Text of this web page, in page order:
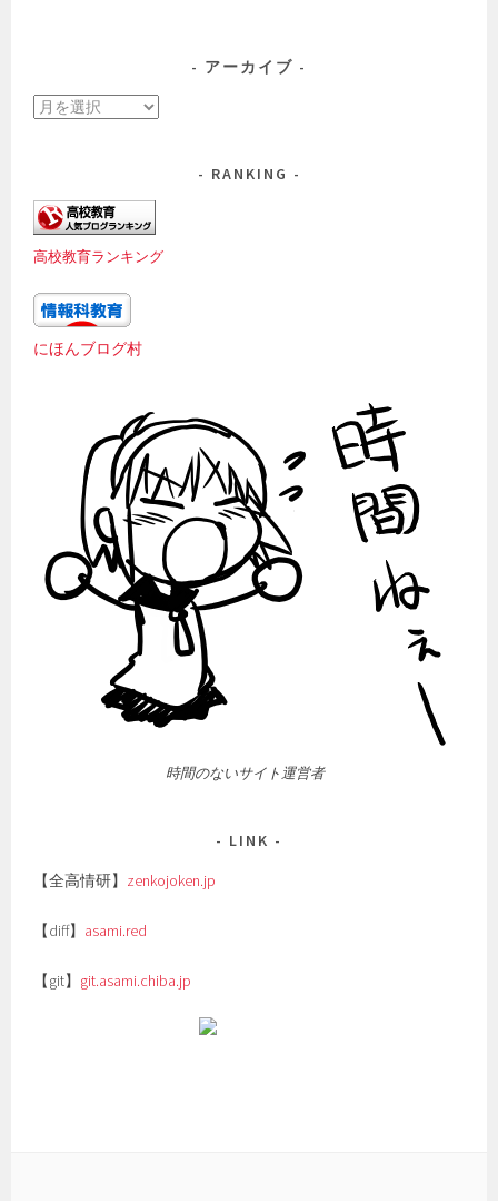
アーカイブ
ア
ブ
RANKING
高校教育ランキング
にほんブログ村
時間のないサイト運営者
LINK
【全高情研】 zenkojoken.jp
【diff】 asami.red
【git】 git.asami.chiba.jp